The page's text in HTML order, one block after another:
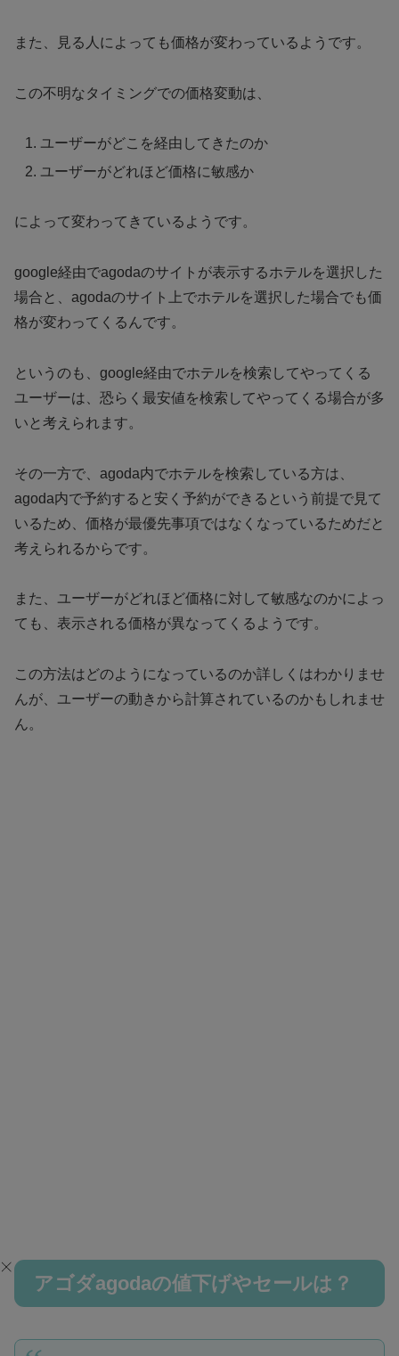
また、見る人によっても価格が変わっているようです。
この不明なタイミングでの価格変動は、
ユーザーがどこを経由してきたのか
ユーザーがどれほど価格に敏感か
によって変わってきているようです。
google経由でagodaのサイトが表示するホテルを選択した
場合と、agodaのサイト上でホテルを選択した場合でも価
格が変わってくるんです。
というのも、google経由でホテルを検索してやってくる
ユーザーは、恐らく最安値を検索してやってくる場合が多
いと考えられます。
その一方で、agoda内でホテルを検索している方は、
agoda内で予約すると安く予約ができるという前提で見て
いるため、価格が最優先事項ではなくなっているためだと
考えられるからです。
また、ユーザーがどれほど価格に対して敏感なのかによっ
ても、表示される価格が異なってくるようです。
この方法はどのようになっているのか詳しくはわかりませ
んが、ユーザーの動きから計算されているのかもしれませ
ん。
アゴダagodaの値下げやセールは？